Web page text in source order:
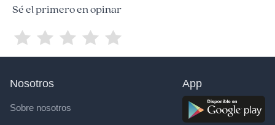
Sé el primero en opinar
Nosotros
Sobre nosotros
App